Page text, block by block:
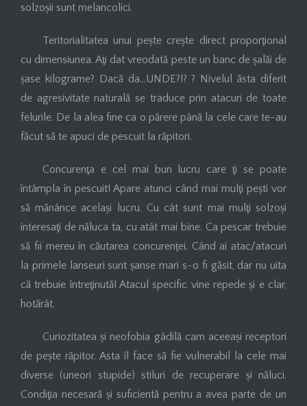
solzoșii sunt melancolici.
Teritorialitatea unui pește crește direct proporţional
cu dimensiunea. Aţi dat vreodată peste un banc de șalăi de
șase kilograme? Dacă da…UNDE?!? ? Nivelul ăsta diferit
de agresivitate naturală se traduce prin atacuri de toate
felurile. De la alea fine ca o părere până la cele care te-au
făcut să te apuci de pescuit la răpitori.
Concurenţa e cel mai bun lucru care ţi se poate
întâmpla în pescuit! Apare atunci când mai mulţi pești vor
să mănânce același lucru. Cu cât sunt mai mulţi solzoși
interesaţi de năluca ta, cu atât mai bine. Ca pescar trebuie
să fii mereu în căutarea concurenţei. Când ai atac/atacuri
la primele lanseuri sunt șanse mari s-o fi găsit, dar nu uita
că trebuie întreţinută! Atacul specific vine repede și e clar,
hotărât.
Curiozitatea și neofobia gâdilă cam aceeași receptori
de pește răpitor. Asta îl face să fie vulnerabil la cele mai
diverse (uneori stupide) stiluri de recuperare și năluci.
Condiţia necesară și suficientă pentru a avea parte de un